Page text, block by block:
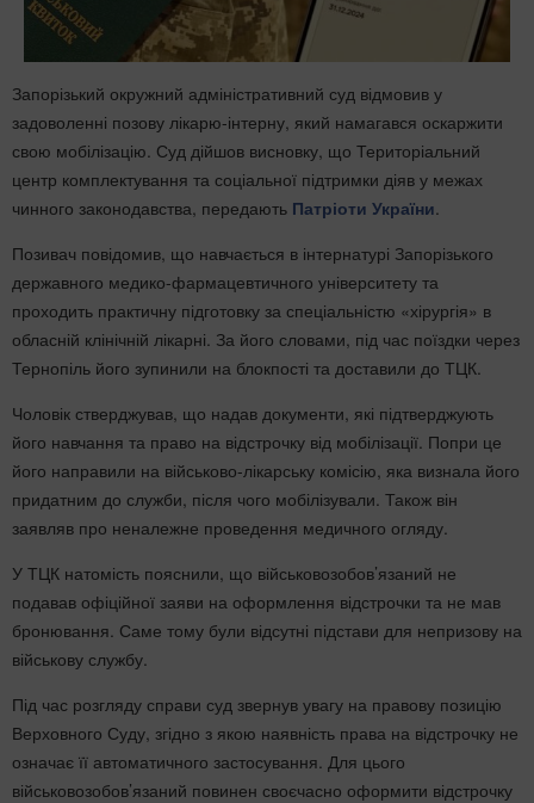
Запорізький окружний адміністративний суд відмовив у
задоволенні позову лікарю-інтерну, який намагався оскаржити
свою мобілізацію. Суд дійшов висновку, що Територіальний
центр комплектування та соціальної підтримки діяв у межах
чинного законодавства, передають Патріоти України
Позивач повідомив, що навчається в інтернатурі Запорізького
державного медико-фармацевтичного університету та
проходить практичну підготовку за спеціальністю «хірургія» в
обласній клінічній лікарні. За його словами, під час поїздки через
Тернопіль його зупинили на блокпості та доставили до ТЦК.
Чоловік стверджував, що надав документи, які підтверджують
його навчання та право на відстрочку від мобілізації. Попри це
його направили на військово-лікарську комісію, яка визнала його
придатним до служби, після чого мобілізували. Також він
заявляв про неналежне проведення медичного огляду.
У ТЦК натомість пояснили, що військовозобов’язаний не
подавав офіційної заяви на оформлення відстрочки та не мав
бронювання. Саме тому були відсутні підстави для непризову на
військову службу.
Під час розгляду справи суд звернув увагу на правову позицію
Верховного Суду, згідно з якою наявність права на відстрочку не
означає її автоматичного застосування. Для цього
військовозобов’язаний повинен своєчасно оформити відстрочку